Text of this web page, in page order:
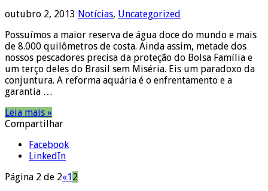
outubro 2, 2013 Notícias, Uncategorized
Possuímos a maior reserva de água doce do mundo e mais
de 8.000 quilômetros de costa. Ainda assim, metade dos
nossos pescadores precisa da proteção do Bolsa Família e
um terço deles do Brasil sem Miséria. Eis um paradoxo da
conjuntura. A reforma aquária é o enfrentamento e a
garantia …
Leia mais »
Compartilhar
Facebook
LinkedIn
Página 2 de 2«12